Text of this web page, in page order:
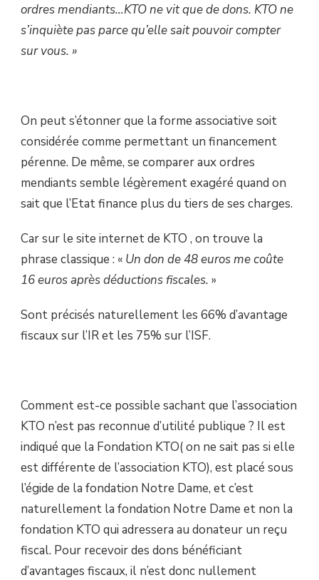
ordres mendiants…KTO ne vit que de dons. KTO ne
s’inquiète pas parce qu’elle sait pouvoir compter
sur vous. »
On peut s’étonner que la forme associative soit
considérée comme permettant un financement
pérenne. De même, se comparer aux ordres
mendiants semble légèrement exagéré quand on
sait que l’Etat finance plus du tiers de ses charges.
Car sur le site internet de KTO , on trouve la
phrase classique : « Un don de 48 euros me coûte
16 euros après déductions fiscales. »
Sont précisés naturellement les 66% d’avantage
fiscaux sur l’IR et les 75% sur l’ISF.
Comment est-ce possible sachant que l’association
KTO n’est pas reconnue d’utilité publique ? Il est
indiqué que la Fondation KTO( on ne sait pas si elle
est différente de l’association KTO), est placé sous
l’égide de la fondation Notre Dame, et c’est
naturellement la fondation Notre Dame et non la
fondation KTO qui adressera au donateur un reçu
fiscal. Pour recevoir des dons bénéficiant
d’avantages fiscaux, il n’est donc nullement